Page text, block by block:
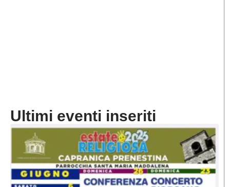
Ultimi eventi inseriti